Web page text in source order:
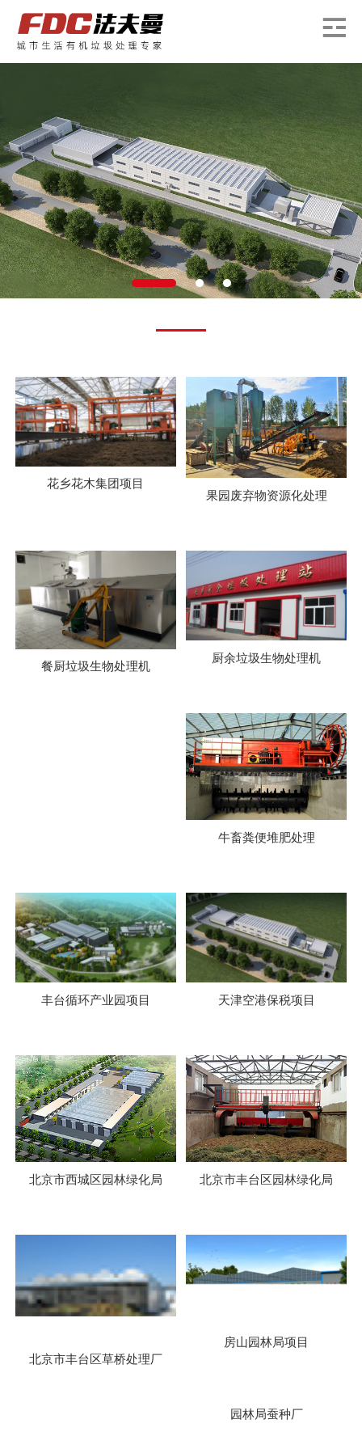
花乡花木集团项目
果园废弃物资源化处理
餐厨垃圾生物处理机
厨余垃圾生物处理机
牛畜粪便堆肥处理
丰台循环产业园项目 天津空港保税项目
北京市西城区园林绿化局 北京市丰台区园林绿化局
北京市丰台区草桥处理厂
房山园林局项目
园林局蚕种厂